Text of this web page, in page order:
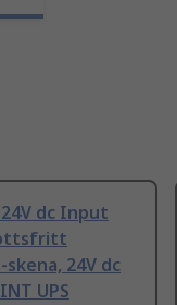
dc Input
24V dc
UPS